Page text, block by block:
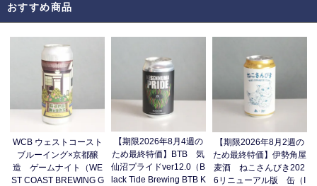
おすすめ商品
WCB ウェストコースト
ブルーイング×京都醸
造 ゲームナイト（WE
ST COAST BREWING G
【期限2026年8月4週の
ため最終特価】BTB 気
仙沼プライドver12.0（B
lack Tide Brewing BTB K
【期限2026年8月2週の
ため最終特価】伊勢角屋
麦酒 ねこさんびき202
6リニューアル版 缶（I